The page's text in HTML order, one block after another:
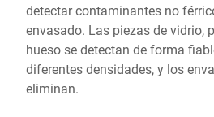
detectar contaminantes no
envasado. Las piezas de vidrio,
hueso se detectan de forma
diferentes densidades, y los
eliminan.